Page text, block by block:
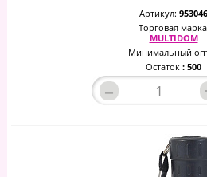
Артикул: 953046
Торговая
MULTIDOM
Минимальный
Остаток : 500
–